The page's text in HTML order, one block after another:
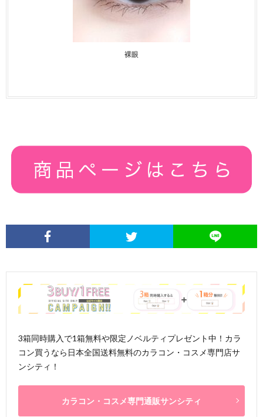
裸眼
3箱同時購入で1箱無料や限定ノベルティプレゼント中！カラ
コン買うなら日本全国送料無料のカラコン・コスメ専門店サ
ンシティ！
カラコン・コスメ専門通販サンシティ